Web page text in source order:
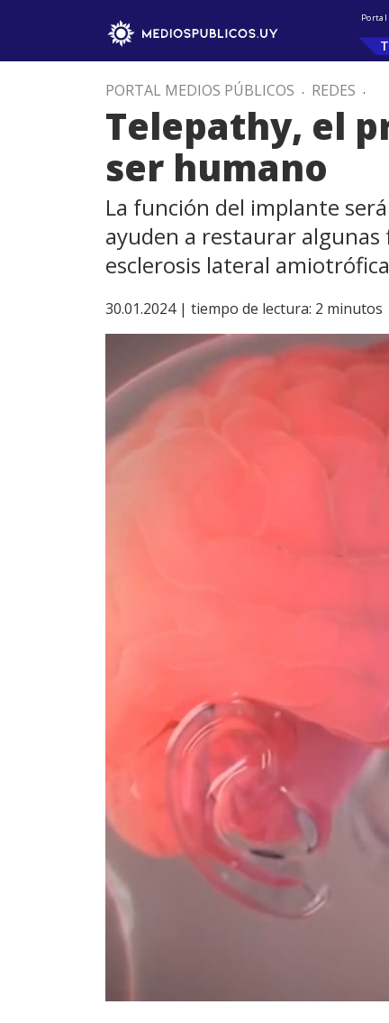
PORTAL MEDIOS PÚBLICOS . REDES .
Telepathy, el
ser humano
La función del implante
ayuden a restaurar
esclerosis lateral amiotrófica
30.01.2024 | tiempo de lectura: 2 minutos